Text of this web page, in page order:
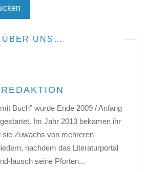
ÜBER UNS…
REDAKTION
Buch" wurde Ende 2009 / Anfang
Im Jahr 2013 bekamen ihr
sie Zuwachs von mehreren
nachdem das Literaturportal
lausch seine Pforten...